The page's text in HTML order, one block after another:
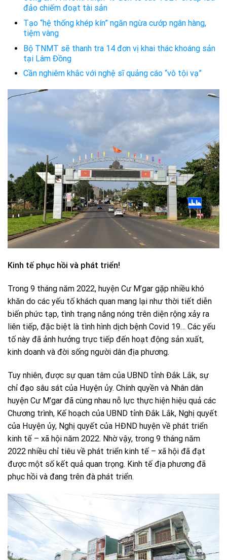
đảo chiếm đoạt tài sản
Tạo “hệ thống khép kín” ngăn ngừa cướp ngân hàng,
tiệm vàng
Bộ TNMT sẽ thanh tra 14 đơn vị khai thác khoáng sản
tại Lâm Đồng
Cần nghiêm khắc với nghệ sĩ quảng cáo “vô tội vạ”
Kinh tế phục hồi và phát triển!
Trong 9 tháng năm 2022, huyện Cư M’gar gặp nhiều khó
khăn do các yếu tố khách quan mang lại như thời tiết diễn
biến phức tạp, tình trạng nắng nóng trên diện rộng xảy ra
liên tiếp, đặc biệt là tình hình dịch bệnh Covid 19… Các yếu
tố này đã ảnh hưởng trực tiếp đến hoạt động sản xuất,
kinh doanh và đời sống người dân địa phương.
Tuy nhiên, được sự quan tâm của UBND tỉnh Đắk Lắk, sự
chỉ đạo sâu sát của Huyện ủy. Chính quyền và Nhân dân
huyện Cư M’gar đã cùng nhau nỗ lực thực hiện hiệu quả các
Chương trình, Kế hoạch của UBND tỉnh Đắk Lắk, Nghị quyết
của Huyện ủy, Nghị quyết của HĐND huyện về phát triển
kinh tế – xã hội năm 2022. Nhờ vậy, trong 9 tháng năm
2022 nhiều chỉ tiêu về phát triển kinh tế – xã hội đã đạt
được một số kết quả quan trọng. Kinh tế địa phương đã
phục hồi và đang trên đà phát triển.